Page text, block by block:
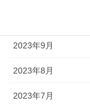
2023年9月
2023年8月
2023年7月